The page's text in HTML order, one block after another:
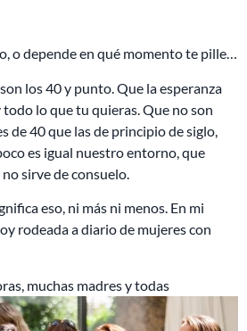
o depende en qué momento te pille…
los 40 y punto. Que la esperanza
lo que tu quieras. Que no son
de 40 que las de principio de siglo,
es igual nuestro entorno, que
sirve de consuelo.
eso, ni más ni menos. En mi
rodeada a diario de mujeres con
muchas madres y todas